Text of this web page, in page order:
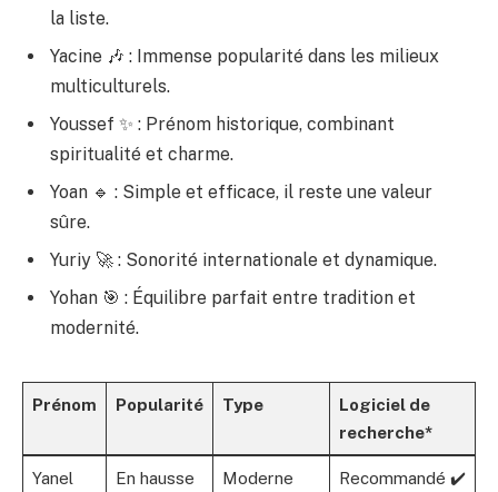
la liste.
Yacine 🎶 : Immense popularité dans les milieux
multiculturels.
Youssef ✨ : Prénom historique, combinant
spiritualité et charme.
Yoan 🔹 : Simple et efficace, il reste une valeur
sûre.
Yuriy 🚀 : Sonorité internationale et dynamique.
Yohan 🎯 : Équilibre parfait entre tradition et
modernité.
Prénom Popularité Type
Logiciel de
recherche*
Yanel
En hausse
Moderne Recommandé ✔️